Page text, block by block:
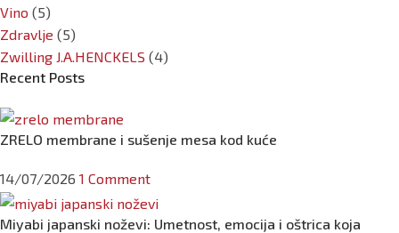
Vino (5)
Zdravlje (5)
Zwilling J.A.HENCKELS (4)
Recent Posts
ZRELO membrane i sušenje mesa kod kuće
14/07/2026 1 Comment
Miyabi japanski noževi: Umetnost, emocija i oštrica koja